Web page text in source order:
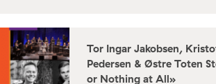
Tor Ingar Jakobsen,
Pedersen & Østre Toten
or Nothing at All»